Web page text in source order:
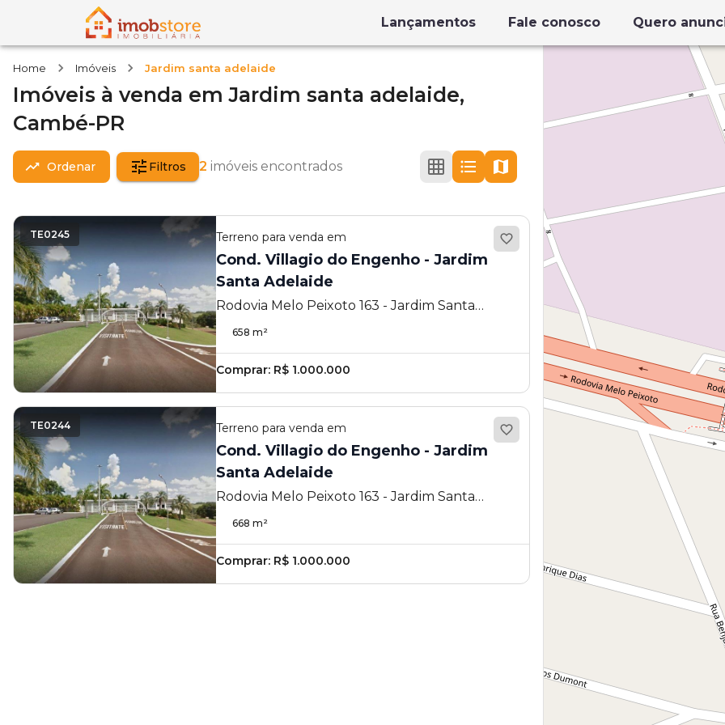
Lançamentos Fale conosco Quero
Home Imóveis Jardim santa adelaide
Imóveis à venda emJardim santa adelaide,
Cambé-PR
Ordenar Filtros 2 imóveis encontrados
TE0245 Terreno para venda em
Cond. Villagio do Engenho - Jardim
Santa Adelaide
Rodovia Melo Peixoto 163 - Jardim Santa
Adelaide - Cambé - PR
658 m²
Comprar: R$ 1.000.000
TE0244 Terreno para venda em
Cond. Villagio do Engenho - Jardim
Santa Adelaide
Rodovia Melo Peixoto 163 - Jardim Santa
Adelaide - Cambé - PR
668 m²
Comprar: R$ 1.000.000